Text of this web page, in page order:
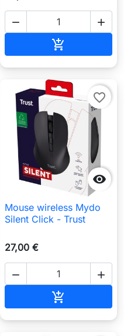
 


favorite_border
Mouse wireless Mydo
Silent Click - Trust
27,00 €
 
